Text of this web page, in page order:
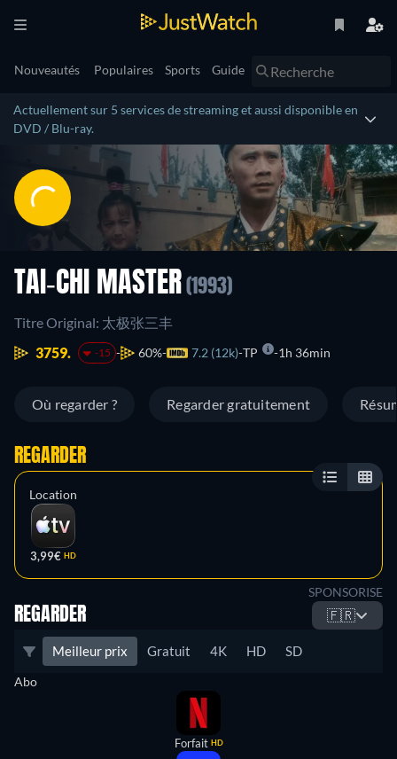
Nouveautés Populaires Sports Guide
Actuellement sur 5 services de streaming et aussi disponible en
DVD / Blu-ray.
TAI-CHI MASTER (1993)
Titre Original: 太极张三丰
3759.
-15 60% 7.2 (12k) TP 1h 36min
Où regarder ? Regarder gratuitement
REGARDER
Location
3,99€ HD
SPONSORISE
REGARDER 🇫🇷
Meilleur prix Gratuit 4K HD SD
Abo
Forfait HD